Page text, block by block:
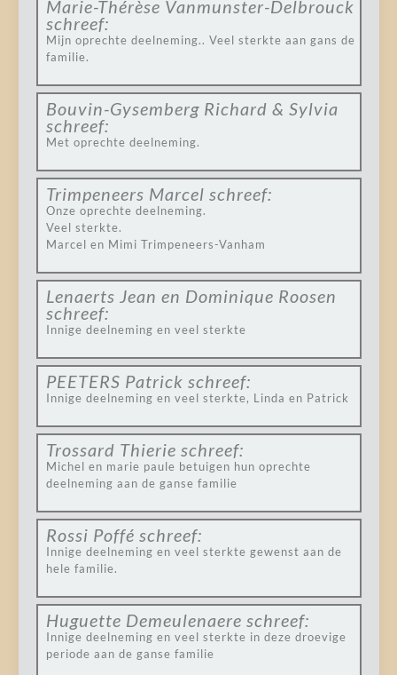
Marie-Thérèse Vanmunster-Delbrouck
schreef:
Mijn oprechte deelneming.. Veel sterkte aan gans de
familie.
Bouvin-Gysemberg Richard & Sylvia
schreef:
Met oprechte deelneming.
Trimpeneers Marcel schreef:
Onze oprechte deelneming.
Veel sterkte.
Marcel en Mimi Trimpeneers-Vanham
Lenaerts Jean en Dominique Roosen
schreef:
Innige deelneming en veel sterkte
PEETERS Patrick schreef:
Innige deelneming en veel sterkte, Linda en Patrick
Trossard Thierie schreef:
Michel en marie paule betuigen hun oprechte
deelneming aan de ganse familie
Rossi Poffé schreef:
Innige deelneming en veel sterkte gewenst aan de
hele familie.
Huguette Demeulenaere schreef:
Innige deelneming en veel sterkte in deze droevige
periode aan de ganse familie